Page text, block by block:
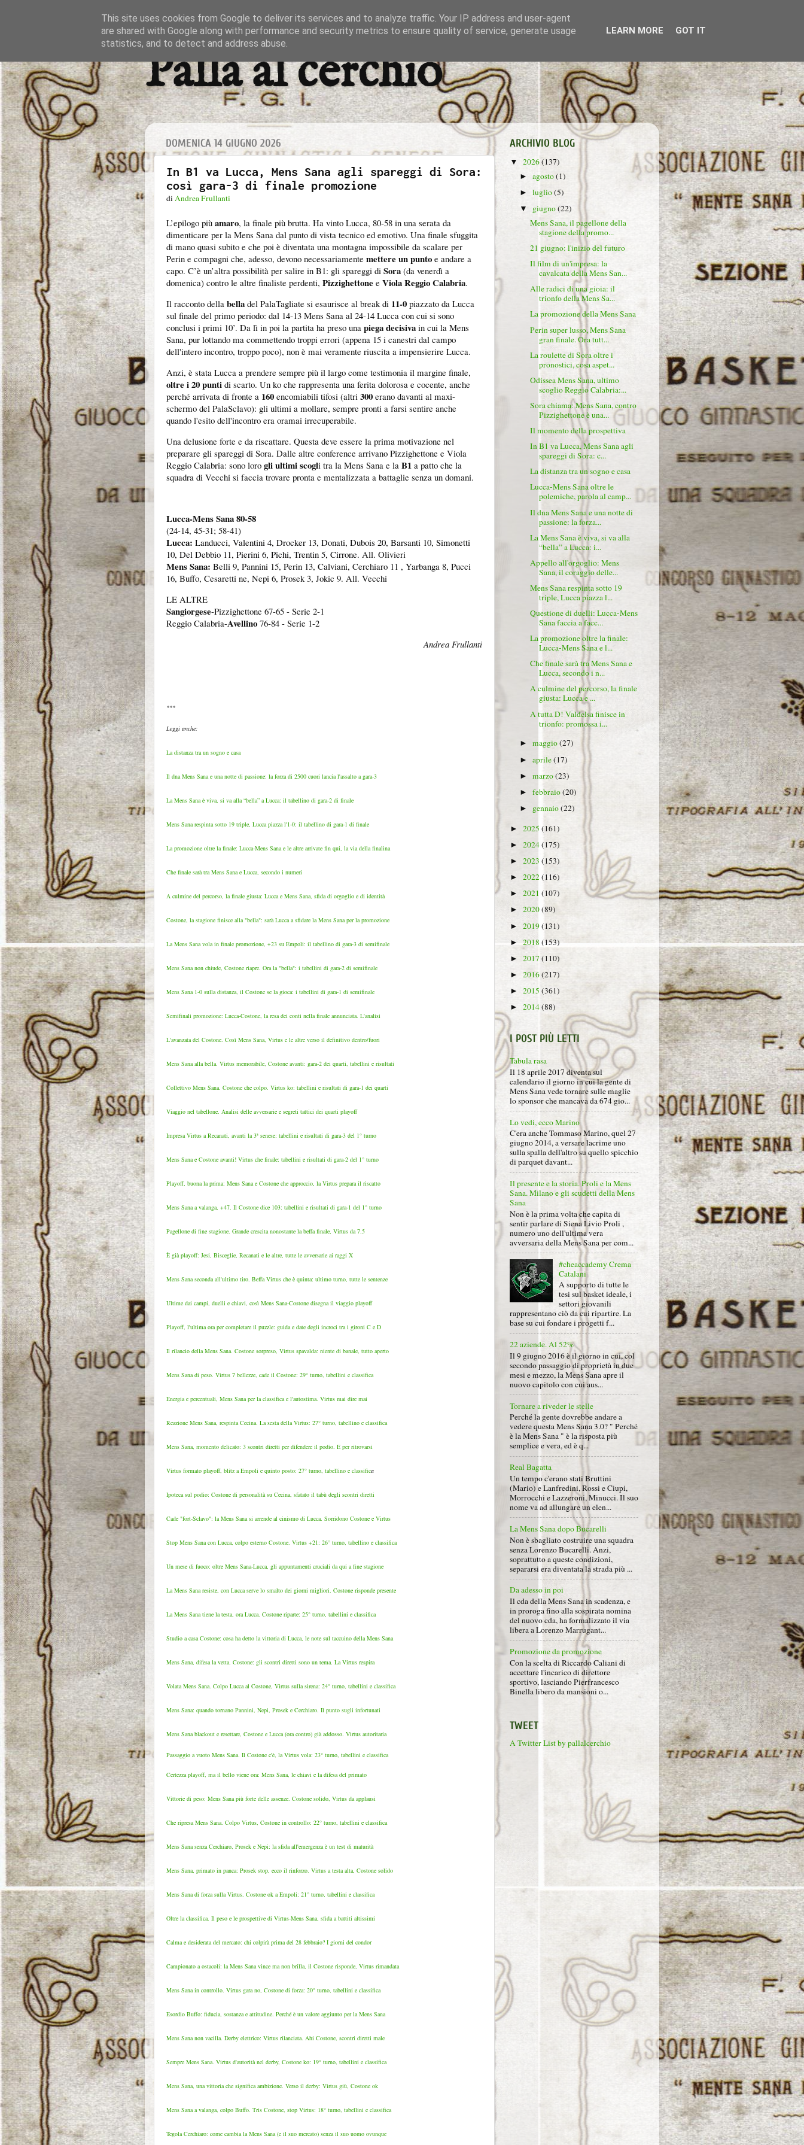
Palla al cerchio
DOMENICA 14 GIUGNO 2026
In B1 va Lucca, Mens Sana agli spareggi di Sora:
così gara-3 di finale promozione
diAndrea Frullanti
L’epilogo più amaro, la finale più brutta. Ha vinto Lucca, 80-58 in una serata da
dimenticare per la Mens Sana dal punto di vista tecnico ed emotivo. Una finale sfuggita
di mano quasi subito e che poi è diventata una montagna impossibile da scalare per
Perin e compagni che, adesso, devono necessariamente mettere un punto e andare a
capo. C’è un’altra possibilità per salire in B1: gli spareggi di Sora (da venerdì a
domenica) contro le altre finaliste perdenti, Pizzighettone e Viola Reggio Calabria.
Il racconto della bella del PalaTagliate si esaurisce al break di 11-0 piazzato da Lucca
sul finale del primo periodo: dal 14-13 Mens Sana al 24-14 Lucca con cui si sono
conclusi i primi 10’. Da lì in poi la partita ha preso una piega decisiva in cui la Mens
Sana, pur lottando ma commettendo troppi errori (appena 15 i canestri dal campo
dell'intero incontro, troppo poco), non è mai veramente riuscita a impensierire Lucca.
Anzi, è stata Lucca a prendere sempre più il largo come testimonia il margine finale,
oltre i 20 punti di scarto. Un ko che rappresenta una ferita dolorosa e cocente, anche
perché arrivata di fronte a 160 encomiabili tifosi (altri 300 erano davanti al maxi-
schermo del PalaSclavo): gli ultimi a mollare, sempre pronti a farsi sentire anche
quando l'esito dell'incontro era oramai irrecuperabile.
Una delusione forte e da riscattare. Questa deve essere la prima motivazione nel
preparare gli spareggi di Sora. Dalle altre conference arrivano Pizzighettone e Viola
Reggio Calabria: sono loro gli ultimi scogli tra la Mens Sana e la B1 a patto che la
squadra di Vecchi si faccia trovare pronta e mentalizzata a battaglie senza un domani.
Lucca-Mens Sana 80-58
(24-14, 45-31; 58-41)
Lucca: Landucci, Valentini 4, Drocker 13, Donati, Dubois 20, Barsanti 10, Simonetti
10, Del Debbio 11, Pierini 6, Pichi, Trentin 5, Cirrone. All. Olivieri
Mens Sana: Belli 9, Pannini 15, Perin 13, Calviani, Cerchiaro 11 , Yarbanga 8, Pucci
16, Buffo, Cesaretti ne, Nepi 6, Prosek 3, Jokic 9. All. Vecchi
LE ALTRE
Sangiorgese-Pizzighettone 67-65 - Serie 2-1
Reggio Calabria-Avellino 76-84 - Serie 1-2
Andrea Frullanti
***
Leggi anche:
La distanza tra un sogno e casa
Il dna Mens Sana e una notte di passione: la forza di 2500 cuori lancia l'assalto a gara-3
La Mens Sana è viva, si va alla “bella” a Lucca: il tabellino di gara-2 di finale
Mens Sana respinta sotto 19 triple, Lucca piazza l'1-0: il tabellino di gara-1 di finale
La promozione oltre la finale: Lucca-Mens Sana e le altre arrivate fin qui, la via della finalina
Che finale sarà tra Mens Sana e Lucca, secondo i numeri
A culmine del percorso, la finale giusta: Lucca e Mens Sana, sfida di orgoglio e di identità
Costone, la stagione finisce alla "bella": sarà Lucca a sfidare la Mens Sana per la promozione
La Mens Sana vola in finale promozione, +23 su Empoli: il tabellino di gara-3 di semifinale
Mens Sana non chiude, Costone riapre. Ora la "bella": i tabellini di gara-2 di semifinale
Mens Sana 1-0 sulla distanza, il Costone se la gioca: i tabellini di gara-1 di semifinale
Semifinali promozione: Lucca-Costone, la resa dei conti nella finale annunciata. L'analisi
L'avanzata del Costone. Così Mens Sana, Virtus e le altre verso il definitivo dentro/fuori
Mens Sana alla bella. Virtus memorabile, Costone avanti: gara-2 dei quarti, tabellini e risultati
Collettivo Mens Sana. Costone che colpo. Virtus ko: tabellini e risultati di gara-1 dei quarti
Viaggio nel tabellone. Analisi delle avversarie e segreti tattici dei quarti playoff
Impresa Virtus a Recanati, avanti la 3ª senese: tabellini e risultati di gara-3 del 1° turno
Mens Sana e Costone avanti! Virtus che finale: tabellini e risultati di gara-2 del 1° turno
Playoff, buona la prima: Mens Sana e Costone che approccio, la Virtus prepara il riscatto
Mens Sana a valanga, +47. Il Costone dice 103: tabellini e risultati di gara-1 del 1° turno
Pagellone di fine stagione. Grande crescita nonostante la beffa finale, Virtus da 7.5
È già playoff: Jesi, Bisceglie, Recanati e le altre, tutte le avversarie ai raggi X
Mens Sana seconda all'ultimo tiro. Beffa Virtus che è quinta: ultimo turno, tutte le sentenze
Ultime dai campi, duelli e chiavi, così Mens Sana-Costone disegna il viaggio playoff
Playoff, l'ultima ora per completare il puzzle: guida e date degli incroci tra i gironi C e D
Il rilancio della Mens Sana. Costone sorpreso, Virtus spavalda: niente di banale, tutto aperto
Mens Sana di peso. Virtus 7 bellezze, cade il Costone: 29° turno, tabellini e classifica
Energia e percentuali, Mens Sana per la classifica e l'autostima. Virtus mai dire mai
Reazione Mens Sana, respinta Cecina. La sesta della Virtus: 27° turno, tabellino e classifica
Mens Sana, momento delicato: 3 scontri diretti per difendere il podio. E per ritrovarsi
Virtus formato playoff, blitz a Empoli e quinto posto: 27° turno, tabellino e classifica
Ipoteca sul podio: Costone di personalità su Cecina, sfatato il tabù degli scontri diretti
Cade "fort-Sclavo": la Mens Sana si arrende al cinismo di Lucca. Sorridono Costone e Virtus
Stop Mens Sana con Lucca, colpo esterno Costone. Virtus +21: 26° turno, tabellino e classifica
Un mese di fuoco: oltre Mens Sana-Lucca, gli appuntamenti cruciali da qui a fine stagione
La Mens Sana resiste, con Lucca serve lo smalto dei giorni migliori. Costone risponde presente
La Mens Sana tiene la testa, ora Lucca. Costone riparte: 25° turno, tabellini e classifica
Studio a casa Costone: cosa ha detto la vittoria di Lucca, le note sul taccuino della Mens Sana
Mens Sana, difesa la vetta. Costone: gli scontri diretti sono un tema. La Virtus respira
Volata Mens Sana. Colpo Lucca al Costone, Virtus sulla sirena: 24° turno, tabellini e classifica
Mens Sana: quando tornano Pannini, Nepi, Prosek e Cerchiaro. Il punto sugli infortunati
Mens Sana blackout e resettare, Costone e Lucca (ora contro) già addosso. Virtus autoritaria
Passaggio a vuoto Mens Sana. Il Costone c'è, la Virtus vola: 23° turno, tabellini e classifica
Certezza playoff, ma il bello viene ora: Mens Sana, le chiavi e la difesa del primato
Vittorie di peso: Mens Sana più forte delle assenze. Costone solido, Virtus da applausi
Che ripresa Mens Sana. Colpo Virtus, Costone in controllo: 22° turno, tabellini e classifica
Mens Sana senza Cerchiaro, Prosek e Nepi: la sfida all'emergenza è un test di maturità
Mens Sana, primato in panca: Prosek stop, ecco il rinforzo. Virtus a testa alta, Costone solido
Mens Sana di forza sulla Virtus. Costone ok a Empoli: 21° turno, tabellini e classifica
Oltre la classifica. Il peso e le prospettive di Virtus-Mens Sana, sfida a battiti altissimi
Calma e desiderata del mercato: chi colpirà prima del 28 febbraio? I giorni del condor
Campionato a ostacoli: la Mens Sana vince ma non brilla, il Costone risponde, Virtus rimandata
Mens Sana in controllo. Virtus gara no, Costone di forza: 20° turno, tabellini e classifica
Esordio Buffo: fiducia, sostanza e attitudine. Perché è un valore aggiunto per la Mens Sana
Mens Sana non vacilla. Derby elettrico: Virtus rilanciata. Ahi Costone, scontri diretti male
Sempre Mens Sana. Virtus d'autorità nel derby, Costone ko: 19° turno, tabellini e classifica
Mens Sana, una vittoria che significa ambizione. Verso il derby: Virtus giù, Costone ok
Mens Sana a valanga, colpo Buffo. Tris Costone, stop Virtus: 18° turno, tabellini e classifica
Tegola Cerchiaro: come cambia la Mens Sana (e il suo mercato) senza il suo uomo ovunque
ARCHIVIO BLOG
▼ 2026(137)
►agosto(1)
►luglio(5)
▼ giugno(22)
Mens Sana, il pagellone della
stagione della promo...
21 giugno: l'inizio del futuro
Il film di un'impresa: la
cavalcata della Mens San...
Alle radici di una gioia: il
trionfo della Mens Sa...
La promozione della Mens Sana
Perin super lusso, Mens Sana
gran finale. Ora tutt...
La roulette di Sora oltre i
pronostici, cosa aspet...
Odissea Mens Sana, ultimo
scoglio Reggio Calabria:...
Sora chiama: Mens Sana, contro
Pizzighettone è una...
Il momento della prospettiva
In B1 va Lucca, Mens Sana agli
spareggi di Sora: c...
La distanza tra un sogno e casa
Lucca-Mens Sana oltre le
polemiche, parola al camp...
Il dna Mens Sana e una notte di
passione: la forza...
La Mens Sana è viva, si va alla
“bella” a Lucca: i...
Appello all'orgoglio: Mens
Sana, il coraggio delle...
Mens Sana respinta sotto 19
triple, Lucca piazza l...
Questione di duelli: Lucca-Mens
Sana faccia a facc...
La promozione oltre la finale:
Lucca-Mens Sana e l...
Che finale sarà tra Mens Sana e
Lucca, secondo i n...
A culmine del percorso, la finale
giusta: Lucca e ...
A tutta D! Valdelsa finisce in
trionfo: promossa i...
►maggio(27)
►aprile(17)
►marzo(23)
►febbraio(20)
► gennaio(22)
► 2025 (161)
► 2024(175)
► 2023 (153)
► 2022(116)
► 2021 (107)
► 2020(89)
► 2019(131)
► 2018 (153)
► 2017 (110)
► 2016(217)
► 2015 (361)
► 2014(88)
I POST PIÙ LETTI
Tabula rasa
Il 18 aprile 2017 diventa sul
calendario il giorno in cui la gente di
Mens Sana vede tornare sulle maglie
lo sponsor che mancava da 674 gio...
Lo vedi, ecco Marino
C'era anche Tommaso Marino, quel 27
giugno 2014, a versare lacrime uno
sulla spalla dell'altro su quello spicchio
di parquet davant...
Il presente e la storia. Proli e la Mens
Sana. Milano e gli scudetti della Mens
Sana
Non è la prima volta che capita di
sentir parlare di Siena Livio Proli ,
numero uno dell'ultima vera
avversaria della Mens Sana per com...
#cheaccademy Crema
Catalani
A supporto di tutte le
tesi sul basket ideale, i
settori giovanili
rappresentano ciò da cui ripartire. La
base su cui fondare i progetti f...
22 aziende. Al 52%
Il 9 giugno 2016 è il giorno in cui, col
secondo passaggio di proprietà in due
mesi e mezzo, la Mens Sana apre il
nuovo capitolo con cui aus...
Tornare a riveder le stelle
Perché la gente dovrebbe andare a
vedere questa Mens Sana 3.0? " Perché
è la Mens Sana " è la risposta più
semplice e vera, ed è q...
Real Bagatta
Un tempo c'erano stati Bruttini
(Mario) e Lanfredini, Rossi e Ciupi,
Morrocchi e Lazzeroni, Minucci. Il suo
nome va ad allungare un elen...
La Mens Sana dopo Bucarelli
Non è sbagliato costruire una squadra
senza Lorenzo Bucarelli. Anzi,
soprattutto a queste condizioni,
separarsi era diventata la strada più ...
Da adesso in poi
Il cda della Mens Sana in scadenza, e
in proroga fino alla sospirata nomina
del nuovo cda, ha formalizzato il via
libera a Lorenzo Marrugant...
Promozione da promozione
Con la scelta di Riccardo Caliani di
accettare l'incarico di direttore
sportivo, lasciando Pierfrancesco
Binella libero da mansioni o...
TWEET
A Twitter List by pallalcerchio
This site uses cookies from Google to deliver its services and to analyze traffic. Your IP address and user-agent
are shared with Google along with performance and security metrics to ensure quality of service, generate usage
statistics, and to detect and address abuse.
LEARN MORE GOT IT